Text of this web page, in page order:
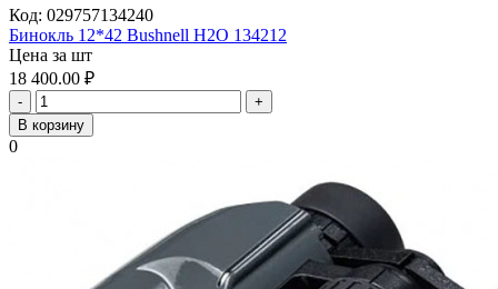
Код: 029757134240
Бинокль 12*42 Bushnell Н2О 134212
Цена за шт
18 400.00 ₽
-
+
В корзину
0